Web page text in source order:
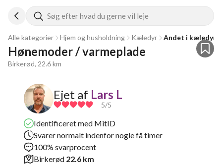
Søg efter hvad du gerne vil leje
Alle kategorier Hjem og husholdning Kæledyr Andet i kæledyr
Hønemoder / varmeplade
Birkerød, 22.6 km
Ejet af Lars L
5/5
Identificeret med MitID
Svarer normalt indenfor nogle få timer
100% svarprocent
Birkerød 22.6 km